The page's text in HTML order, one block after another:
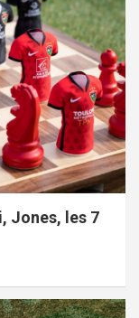
Jones, les 7